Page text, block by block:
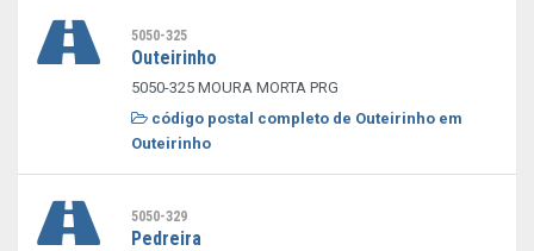
5050-325
Outeirinho
5050-325 MOURA MORTA PRG
código postal completo de Outeirinho em
Outeirinho
5050-329
Pedreira